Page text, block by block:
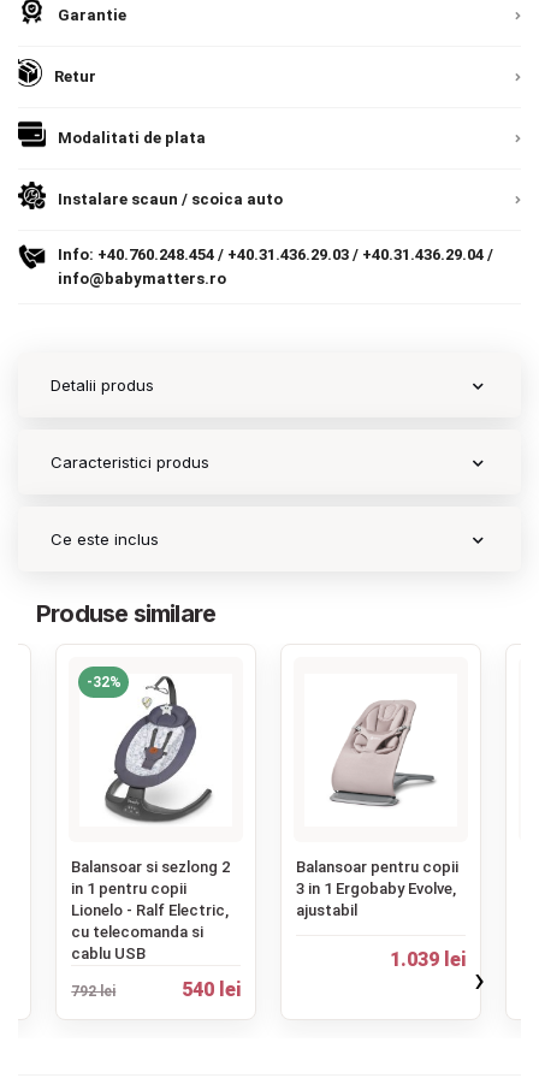
Copyright 2026 BabyMatters
Garantie
Retur
Modalitati de plata
Instalare scaun / scoica auto
Info: +40.760.248.454 / +40.31.436.29.03 / +40.31.436.29.04 /
info@babymatters.ro
Detalii produs
Caracteristici produs
Ce este inclus
Produse similare
-32%
Balansoar si sezlong 2
in 1 pentru copii
Lionelo - Ralf Electric,
cu telecomanda si
cablu USB
792 lei 540 lei
Balansoar pentru copii
3 in 1 Ergobaby Evolve,
ajustabil
1.039 lei ›